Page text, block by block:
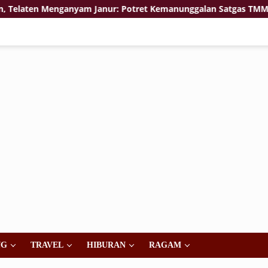
Janur: Potret Kemanunggalan Satgas TMMD 129
TRAVEL HIBURAN RAGAM